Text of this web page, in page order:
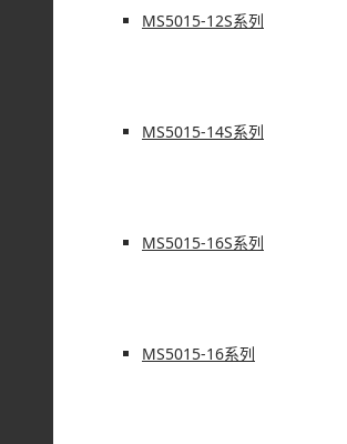
MS5015-12S系列
MS5015-14S系列
MS5015-16S系列
MS5015-16系列